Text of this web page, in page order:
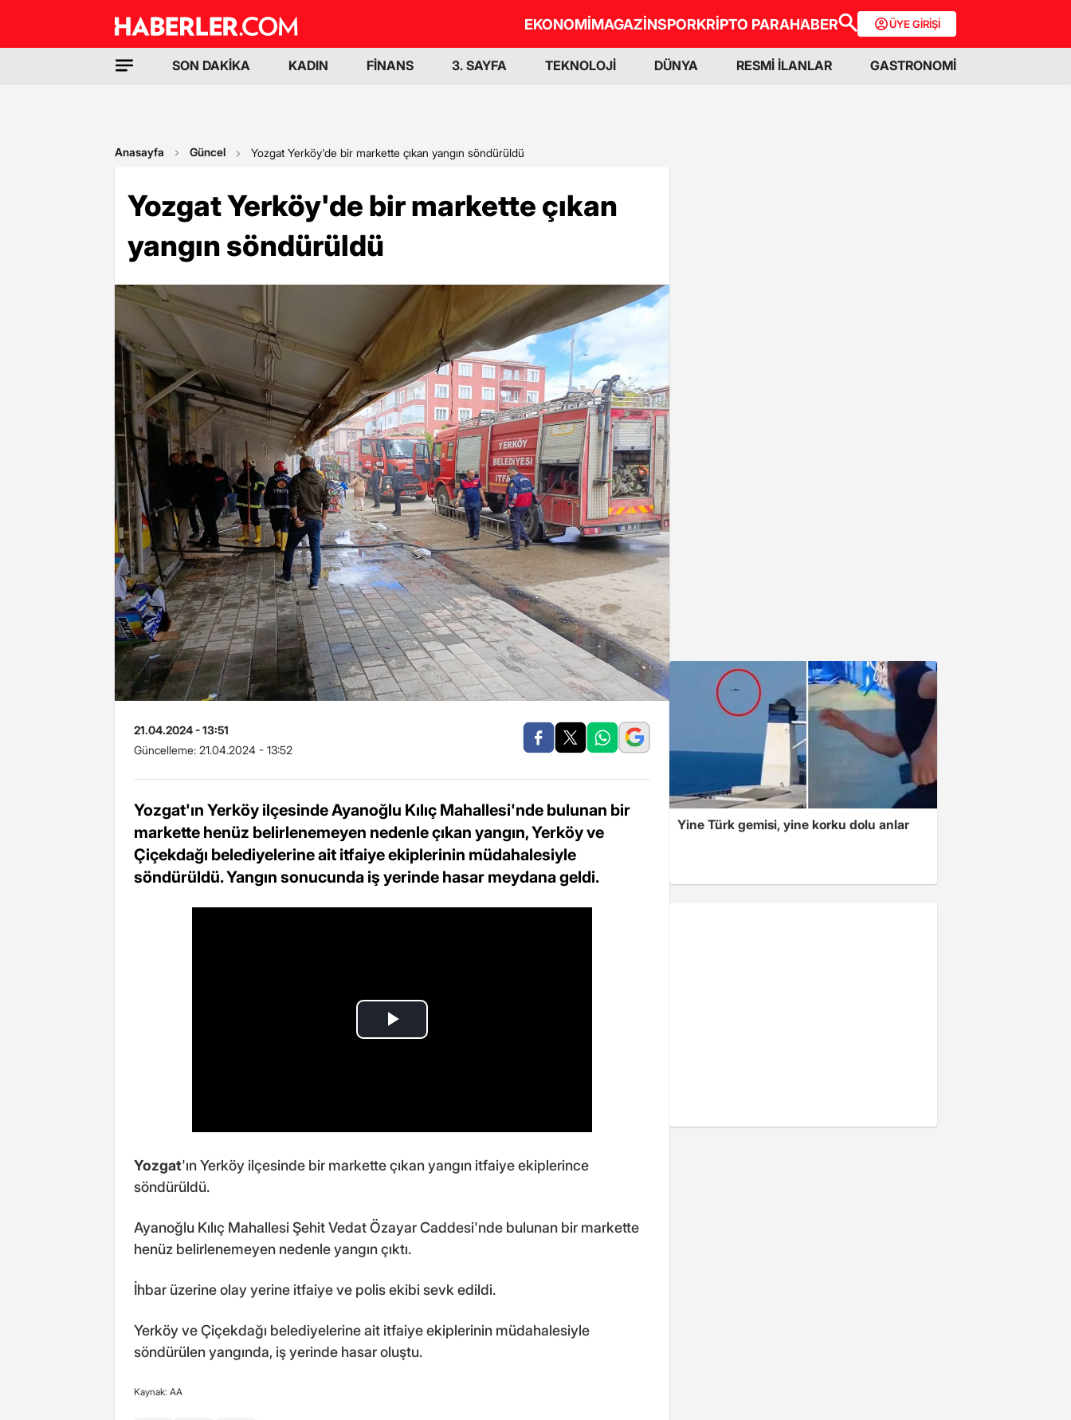
EKONOMİMAGAZİNSPORKRİPTO PARAHABER ÜYE GİRİŞİ
SON DAKİKA KADIN FİNANS 3. SAYFA TEKNOLOJİ DÜNYA RESMİ İLANLAR GASTRONOMİ
Anasayfa Güncel Yozgat Yerköy'de bir markette çıkan yangın söndürüldü
Yozgat Yerköy'de bir markette çıkan
yangın söndürüldü
21.04.2024 - 13:51
Güncelleme: 21.04.2024 - 13:52
Yozgat'ın Yerköy ilçesinde Ayanoğlu Kılıç Mahallesi'nde bulunan bir
markette henüz belirlenemeyen nedenle çıkan yangın, Yerköy ve
Çiçekdağı belediyelerine ait itfaiye ekiplerinin müdahalesiyle
söndürüldü. Yangın sonucunda iş yerinde hasar meydana geldi.
Yozgat'ın Yerköy ilçesinde bir markette çıkan yangın itfaiye ekiplerince
söndürüldü.
Ayanoğlu Kılıç Mahallesi Şehit Vedat Özayar Caddesi'nde bulunan bir markette
henüz belirlenemeyen nedenle yangın çıktı.
İhbar üzerine olay yerine itfaiye ve polis ekibi sevk edildi.
Yerköy ve Çiçekdağı belediyelerine ait itfaiye ekiplerinin müdahalesiyle
söndürülen yangında, iş yerinde hasar oluştu.
Kaynak: AA
Yine Türk gemisi, yine korku dolu anlar